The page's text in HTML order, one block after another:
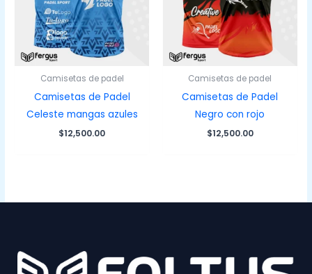
Camisetas de padel
Camisetas de Padel
Celeste mangas azules
$12,500.00
Camisetas de padel
Camisetas de Padel
Negro con rojo
$12,500.00